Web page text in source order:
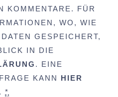
KOMMENTARE. FÜR
WO, WIE
GESPEICHERT,
IN DIE
. EINE
KANN HIER
*